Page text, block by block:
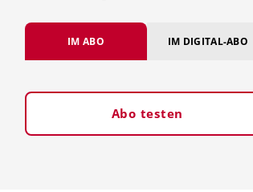
IM ABO IM DIGITAL-ABO
Abo testen